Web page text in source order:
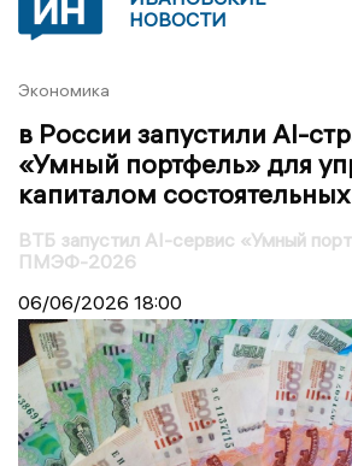
НОВОСТИ
Экономика
в России запустили AI-
«Умный портфель» для
капиталом
ВТБ запустил AI-сервис «Умный
ПМЭФ-2026
06/06/2026 18:00